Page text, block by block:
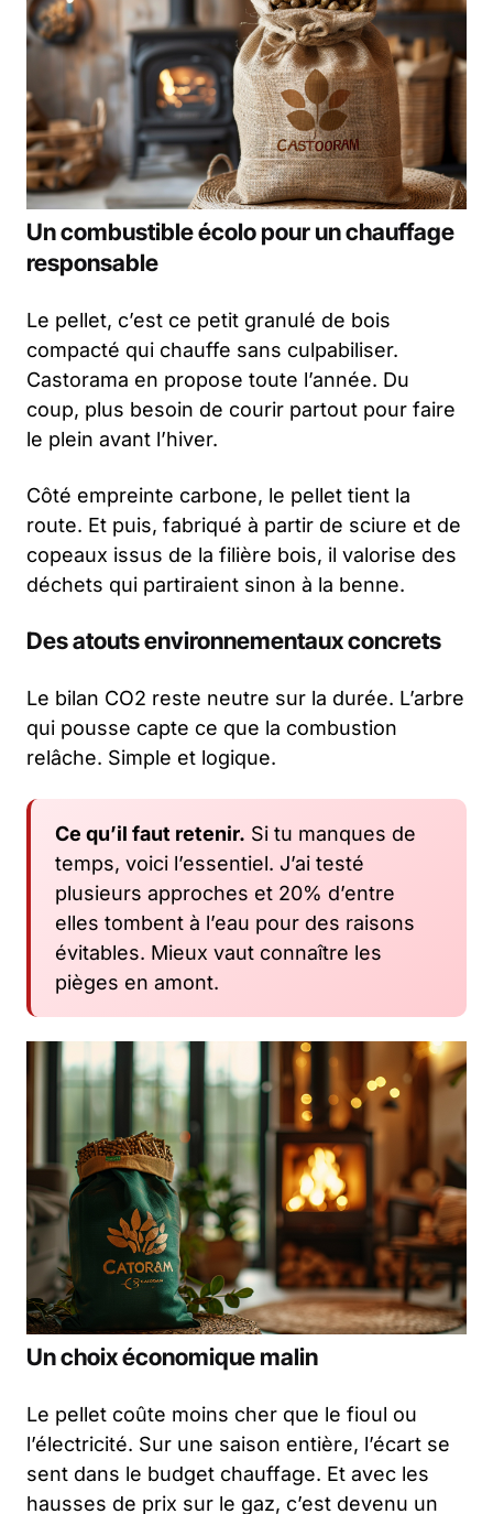
Un combustible écolo pour un chauffage
responsable
Le pellet, c’est ce petit granulé de bois
compacté qui chauffe sans culpabiliser.
Castorama en propose toute l’année. Du
coup, plus besoin de courir partout pour faire
le plein avant l’hiver.
Côté empreinte carbone, le pellet tient la
route. Et puis, fabriqué à partir de sciure et de
copeaux issus de la filière bois, il valorise des
déchets qui partiraient sinon à la benne.
Des atouts environnementaux concrets
Le bilan CO2 reste neutre sur la durée. L’arbre
qui pousse capte ce que la combustion
relâche. Simple et logique.
Ce qu’il faut retenir. Si tu manques de
temps, voici l’essentiel. J’ai testé
plusieurs approches et 20% d’entre
elles tombent à l’eau pour des raisons
évitables. Mieux vaut connaître les
pièges en amont.
Un choix économique malin
Le pellet coûte moins cher que le fioul ou
l’électricité. Sur une saison entière, l’écart se
sent dans le budget chauffage. Et avec les
hausses de prix sur le gaz, c’est devenu un